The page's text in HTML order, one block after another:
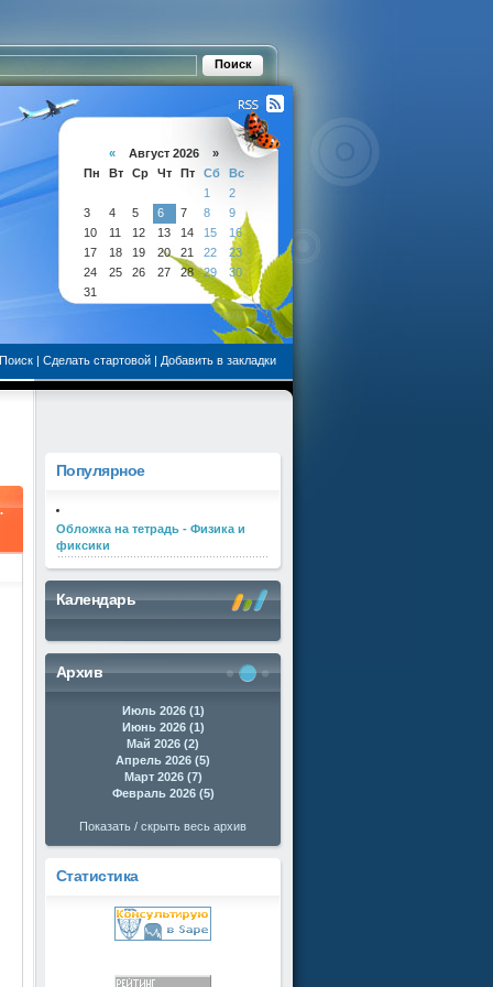
« Август 2026 »
Пн
Вт Ср Чт Пт Сб
Вс
1
2
3
4 5 6 7 8
9
10
11 12 13 14 15
16
17
18 19 20 21 22
23
24
25 26 27 28 29
30
31
Поиск | Сделать стартовой | Добавить в закладки
Популярное
Обложка на тетрадь - Физика и
фиксики
Календарь
Архив
Июль 2026 (1)
Июнь 2026 (1)
Май 2026 (2)
Апрель 2026 (5)
Март 2026 (7)
Февраль 2026 (5)
Показать / скрыть весь архив
Статистика